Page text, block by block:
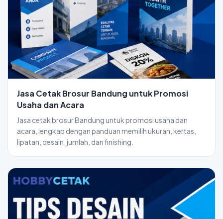
Jasa Cetak Brosur Bandung untuk Promosi
Usaha dan Acara
Jasa cetak brosur Bandung untuk promosi usaha dan
acara, lengkap dengan panduan memilih ukuran, kertas,
lipatan, desain, jumlah, dan finishing.